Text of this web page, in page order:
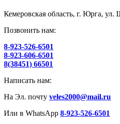
Кемеровская область, г. Юрга, ул.
Позвонить нам:
8-923-526-6501
8-923-606-6501
8(38451) 66501
Написать нам:
На Эл. почту veles2000@mail.ru
Или в WhatsApp 8-923-526-6501